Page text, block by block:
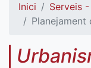
Inici
Serveis
Planejament